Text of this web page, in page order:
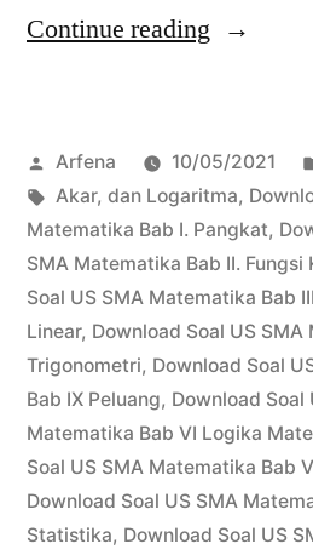
Continue reading
SMA
Limit
Fungsi”
Posted
by
Arfena 10/05/2021
Tags:
Akar, dan Logaritma,
Matematika Bab I. Pangkat,
SMA Matematika Bab II. Fungsi
Soal US SMA Matematika Bab
Linear, Download Soal US
Trigonometri, Download Soal
Bab IX Peluang, Download Soal
Matematika Bab VI Logika
Soal US SMA Matematika Bab
Download Soal US SMA
Statistika, Download Soal US